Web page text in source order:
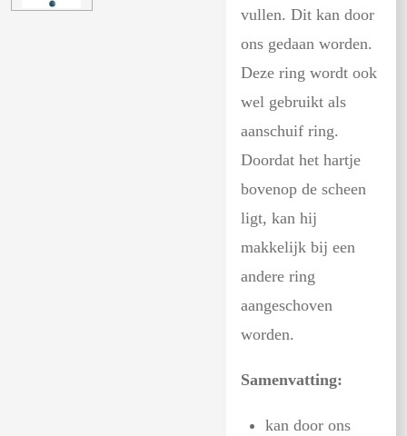
vullen. Dit kan door
ons gedaan worden.
Deze ring wordt ook
wel gebruikt als
aanschuif ring.
Doordat het hartje
bovenop de scheen
ligt, kan hij
makkelijk bij een
andere ring
aangeschoven
worden.
Samenvatting:
kan door ons